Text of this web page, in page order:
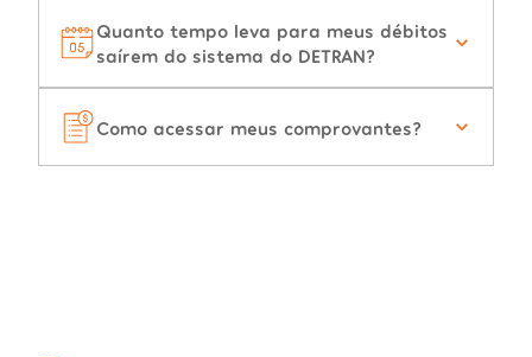
Quanto tempo leva para meus débitos
saírem do sistema do DETRAN?
Como acessar meus comprovantes?